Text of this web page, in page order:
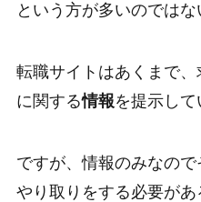
という方が多いのではな
転職サイトはあくまで
に関する情報を提示して
ですが、情報のみなので
やり取りをする必要があ